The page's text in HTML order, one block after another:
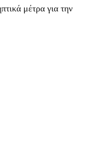
μέτρα για την